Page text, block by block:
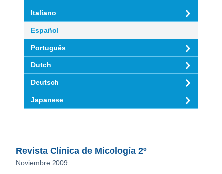
Italiano
Español
Português
Dutch
Deutsch
Japanese
Revista Clínica de Micología 2º
Noviembre 2009